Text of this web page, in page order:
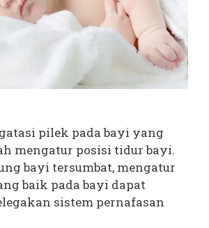
pilek pada bayi yang
mengatur posisi tidur bayi.
bayi tersumbat, mengatur
baik pada bayi dapat
sistem pernafasan